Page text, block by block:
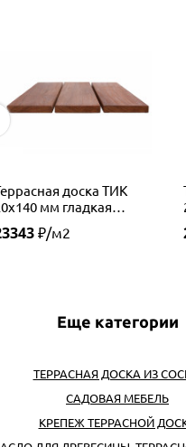
доска ТИК
мм гладкая
₽/м2
Еще категории
ТЕРРАСНАЯ ДОСКА ИЗ
САДОВАЯ МЕБЕЛЬ
КРЕПЕЖ ТЕРРАСНОЙ